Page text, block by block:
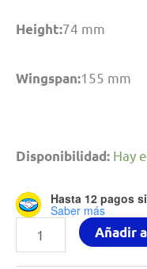
Height:74 mm
Wingspan:155 mm
Disponibilidad: Hay
Hasta 12 pagos
Saber más
Eurofighter
Typhoon
Añadir